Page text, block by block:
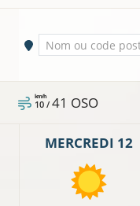
Ville sélectionnée
Nom ou code
10 /
km/h 41 OSO
MERCREDI 12